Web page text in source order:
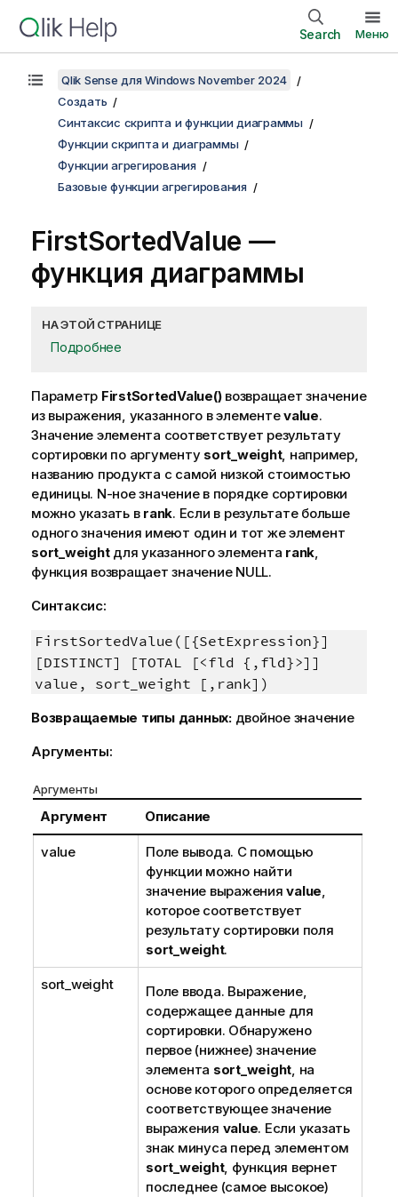
Search Меню
Qlik Sense для Windows November 2024
Создать
Синтаксис скрипта и функции диаграммы
Функции скрипта и диаграммы
Функции агрегирования
Базовые функции агрегирования
FirstSortedValue —
функция диаграммы
НА ЭТОЙ СТРАНИЦЕ
Подробнее
Параметр FirstSortedValue()возвращает значение
из выражения, указанного в элементеvalue.
Значение элемента соответствует результату
сортировки по аргументу sort_weight, например,
названию продукта с самой низкой стоимостью
единицы. N-ное значение в порядке сортировки
можно указать в rank. Если в результате больше
одного значения имеют один и тот же элемент
sort_weightдля указанного элемента rank,
функция возвращает значение NULL.
Синтаксис:
FirstSortedValue([{SetExpression}]
[DISTINCT] [TOTAL [<fld {,fld}>]]
value, sort_weight [,rank])
Возвращаемые типы данных: двойное значение
Аргументы:
Аргументы
Аргумент Описание
value
Поле вывода. С помощью
функции можно найти
значение выраженияvalue,
которое соответствует
результату сортировки поля
sort_weight.
sort_weight
Поле ввода. Выражение,
содержащее данные для
сортировки. Обнаружено
первое (нижнее) значение
элемента sort_weight, на
основе которого определяется
соответствующее значение
выражения value. Если указать
знак минуса перед элементом
sort_weight, функция вернет
последнее (самое высокое)